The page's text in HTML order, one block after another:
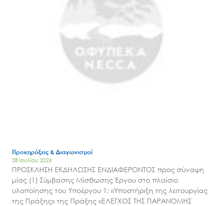
Προκηρύξεις & Διαγωνισμοί
28 Ιουλίου 2026
ΠΡΟΣΚΛΗΣΗ ΕΚΔΗΛΩΣΗΣ ΕΝΔΙΑΦΕΡΟΝΤΟΣ προς σύναψη
μίας (1) Σύμβασης Μίσθωσης Έργου στο πλαίσιο
υλοποίησης του Υποέργου 1: «Υποστήριξη της λειτουργίας
της Πράξης» της Πράξης «ΕΛΕΓΧΟΣ ΤΗΣ ΠΑΡΑΝΟΜΗΣ